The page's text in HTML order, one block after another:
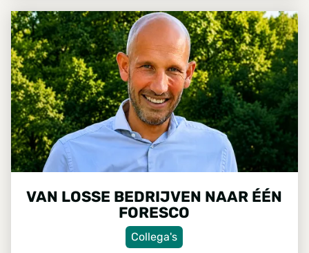
afscheid neemt van de organisatie. Tijd om
kennis te maken.
VAN LOSSE BEDRIJVEN NAAR ÉÉN
FORESCO
Collega's
VAN LOSSE BEDRIJVEN NAAR ÉÉN FORESCO